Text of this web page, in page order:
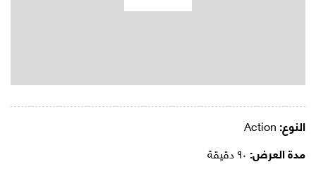
النوع:
مدة العرض: